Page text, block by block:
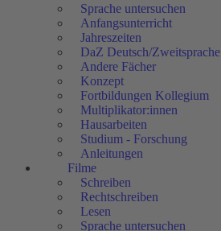
Sprache untersuchen
Anfangsunterricht
Jahreszeiten
DaZ Deutsch/Zweitsprache
Andere Fächer
Konzept
Fortbildungen Kollegium
Multiplikator:innen
Hausarbeiten
Studium - Forschung
Anleitungen
Filme
Schreiben
Rechtschreiben
Lesen
Sprache untersuchen